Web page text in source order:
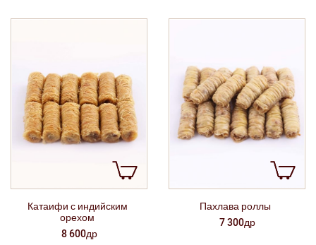
Катаифи с индийским
орехом
8 600др
Пахлава роллы
7 300др